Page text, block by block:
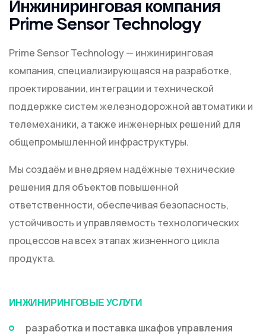
Инжиниринговая компания
Prime Sensor Technology
Prime Sensor Technology — инжиниринговая
компания, специализирующаяся на разработке,
проектировании, интеграции и технической
поддержке систем железнодорожной автоматики и
телемеханики, а также инженерных решений для
общепромышленной инфраструктуры.
Мы создаём и внедряем надёжные технические
решения для объектов повышенной
ответственности, обеспечивая безопасность,
устойчивость и управляемость технологических
процессов на всех этапах жизненного цикла
продукта.
ИНЖИНИРИНГОВЫЕ УСЛУГИ
разработка и поставка шкафов управления